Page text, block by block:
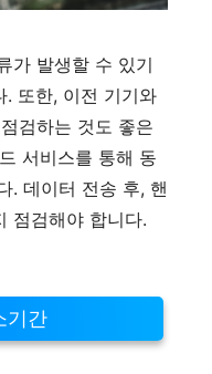
가 발생할 수 있기
. 또한, 이전 기기와
검하는 것도 좋은
서비스를 통해 동
. 데이터 전송 후, 핸
점검해야 합니다.
기간